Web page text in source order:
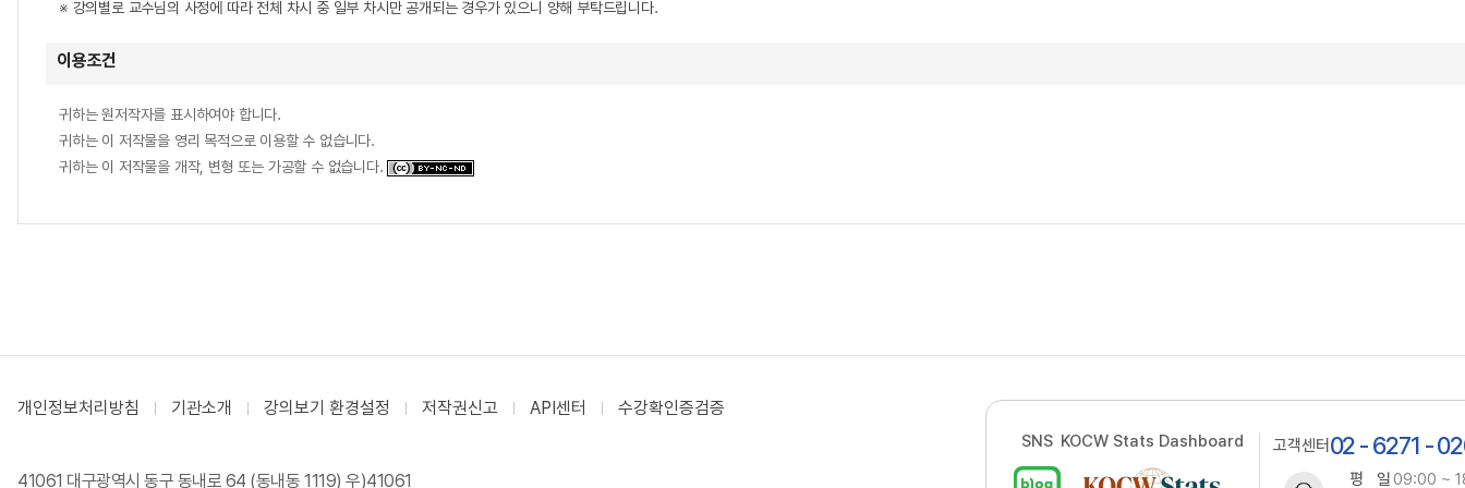
※ 강의별로 교수님의 사정에 따라 전체 차시 중 일부 차시만 공개되는 경우가 있으니 양해 부탁드립니다.
이용조건
귀하는 원저작자를 표시하여야 합니다.
귀하는 이 저작물을 영리 목적으로 이용할 수 없습니다.
귀하는 이 저작물을 개작, 변형 또는 가공할 수 없습니다.
개인정보처리방침 기관소개 강의보기 환경설정 저작권신고 API센터 수강확인증검증
41061 대구광역시 동구 동내로 64 (동내동 1119) 우)41061
SNS KOCW Stats Dashboard 고객센터 02 - 6271 -
평 일09:00 ~